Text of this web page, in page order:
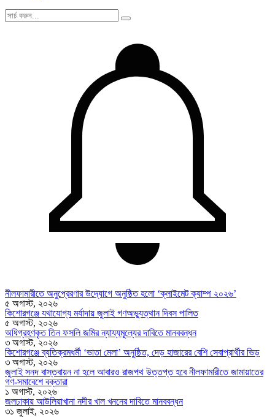
নীলফামারীতে অনুপ্রেরণার উদ্যোগে অনুষ্ঠিত হলো ‘ক্লাইমেট ক্যাম্প ২০২৬’
৫ অগাস্ট, ২০২৬
কিশোরগঞ্জে যথাযোগ্য মর্যাদায় জুলাই গণঅভ্যুত্থান দিবস পালিত
৫ অগাস্ট, ২০২৬
অধিগ্রহণকৃত তিন ফসলি জমির ন্যায্যমূল্যের দাবিতে মানববন্ধন
৩ অগাস্ট, ২০২৬
কিশোরগঞ্জে ব্যতিক্রমধর্মী ‘ভাতা মেলা’ অনুষ্ঠিত, দেড় হাজারের বেশি সেবাপ্রার্থীর ভিড়
৩ অগাস্ট, ২০২৬
জুলাই সনদ বাস্তবায়ন না হলে আবারও রাজপথ উত্তপ্ত হবে নীলফামারীতে জামায়াতের
গণ-সমাবেশে বক্তারা
১ অগাস্ট, ২০২৬
জলঢাকায় আউলিয়াখানা নদীর খাল খননের দাবিতে মানববন্ধন
৩১ জুলাই, ২০২৬